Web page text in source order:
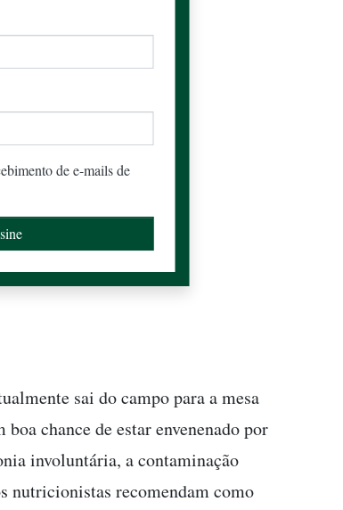
de e-mails de
sai do campo para a mesa
chance de estar envenenado por
involuntária, a contaminação
nutricionistas recomendam como